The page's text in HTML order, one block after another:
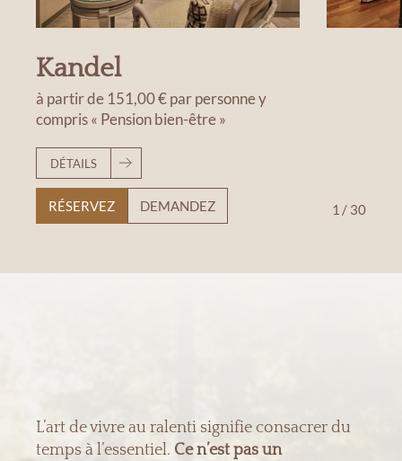
Kandel
à partir de 151,00 €par personney
compris « Pension bien-être »
DÉTAILS
RÉSERVEZ DEMANDEZ 1 / 30
L’art de vivre au ralenti signifie consacrer du
temps à l’essentiel. Ce n’est pas un